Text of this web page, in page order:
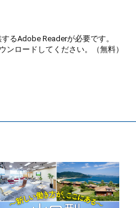
るAdobe Readerが必要です。
ロードしてください。（無料）